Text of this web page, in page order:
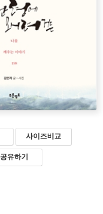
사이즈비교
공유하기